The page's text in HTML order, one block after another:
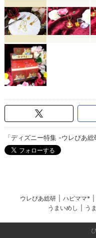
「ディズニー特集 -ウレぴあ
ウレぴあ総研 ハピママ*
うまいめし
う